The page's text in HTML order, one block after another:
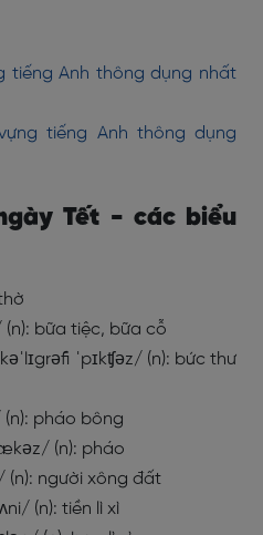
tiếng Anh thông dụng nhất
tiếng Anh thông dụng
Tết - các biểu
bữa tiệc, bữa cỗ
ˈpɪkʧəz/ (n): bức thư
(n): pháo bông
(n): pháo
(n): người xông đất
(n): tiền lì xì